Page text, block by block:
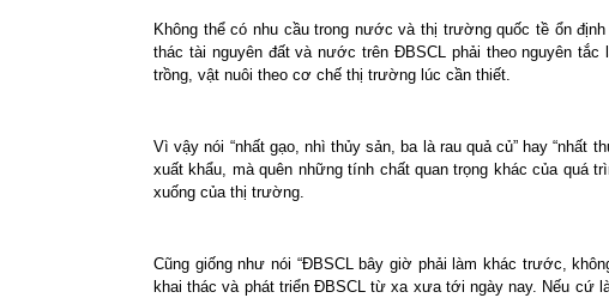
Không thể có nhu cầu trong nước và thị trường quốc tề ổn
thác tài nguyên đất và nước trên ĐBSCL phải theo nguyên
trồng, vật nuôi theo cơ chế thị trường lúc cần thiết.
Vì vậy nói “nhất gạo, nhì thủy sản, ba là rau quả củ” hay “nhất
xuất khẩu, mà quên những tính chất quan trọng khác của quá
xuống của thị trường.
Cũng giống như nói “ĐBSCL bây giờ phải làm khác trước,
khai thác và phát triển ĐBSCL từ xa xưa tới ngày nay. Nếu cứ